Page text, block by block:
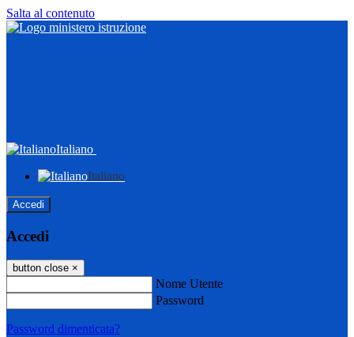
Salta al contenuto
Italiano
Italiano
Accedi
Accedi
button close ×
Nome Utente
Password
Password dimenticata?